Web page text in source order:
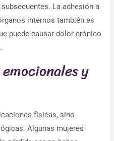
La adhesión a
internos también es
puede causar dolor crónico
y
físicas, sino
Algunas mujeres